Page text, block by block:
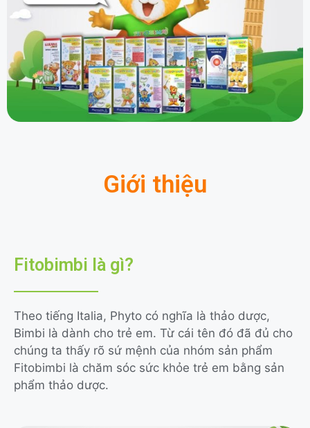
Giới thiệu
Fitobimbi là gì?
Theo tiếng Italia, Phyto có nghĩa là thảo dược,
Bimbi là dành cho trẻ em. Từ cái tên đó đã đủ cho
chúng ta thấy rõ sứ mệnh của nhóm sản phẩm
Fitobimbi là chăm sóc sức khỏe trẻ em bằng sản
phẩm thảo dược.